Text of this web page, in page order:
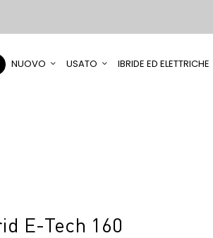
NUOVO USATO IBRIDE ED ELETTRICHE
E-Tech 160